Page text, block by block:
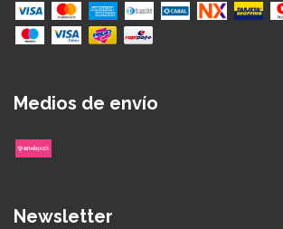
Medios de envío
Newsletter